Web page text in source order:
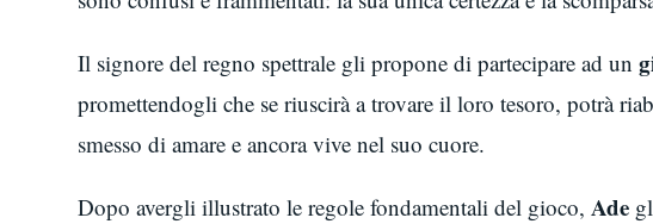
Il signore del regno spettrale gli propone di partecipare ad un
promettendogli che se riuscirà a trovare il loro tesoro, potrà
smesso di amare e ancora vive nel suo cuore.
Dopo avergli illustrato le regole fondamentali del gioco, Ade